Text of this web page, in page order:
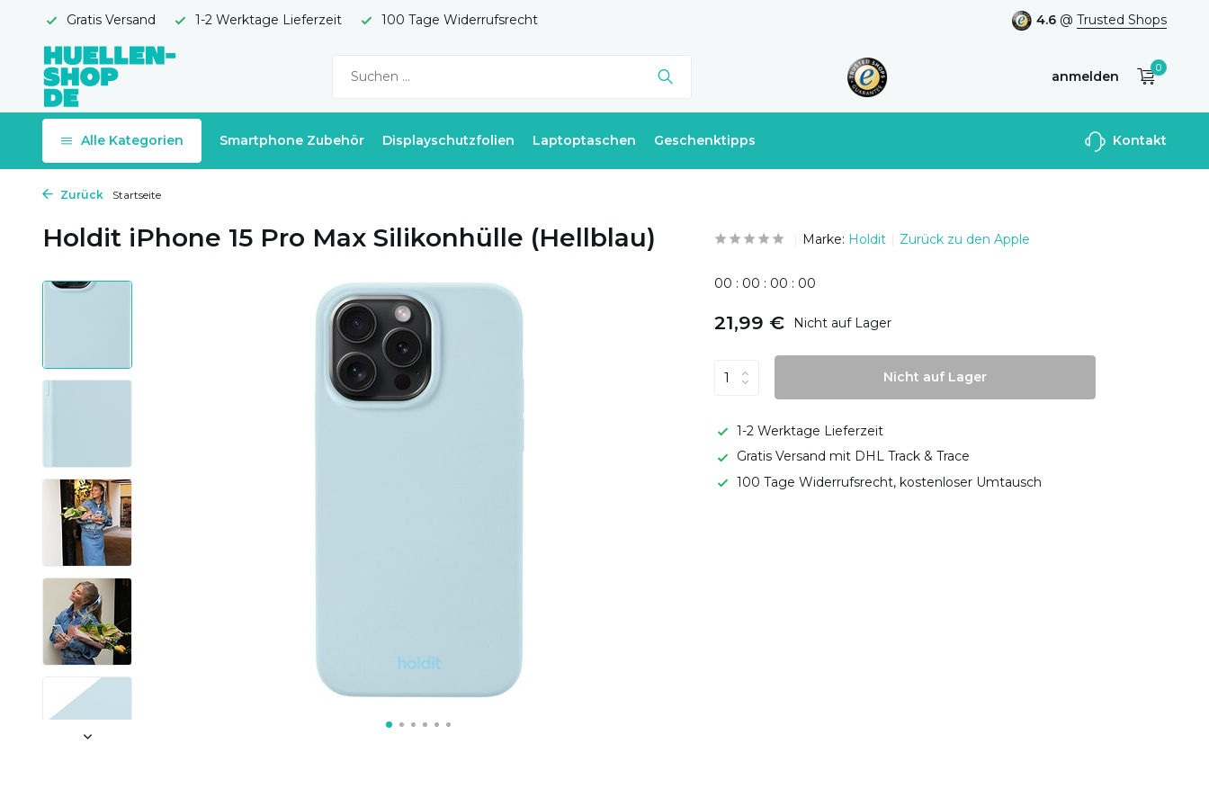
Gratis Versand 1-2 Werktage Lieferzeit 100 Tage Widerrufsrecht 4.6 @ Trusted Shops
anmelden
Benutzerkonto
0
Alle Kategorien Smartphone Zubehör Displayschutzfolien Laptoptaschen Geschenktipps Kontakt
Zurück Startseite
Holdit iPhone 15 Pro Max Silikonhülle (Hellblau) Marke: Holdit Zurück zu den Apple
00 : 00 : 00 : 00
21,99 € Nicht auf Lager
Nicht auf Lager
1-2 Werktage Lieferzeit
Gratis Versand mit DHL Track & Trace
100 Tage Widerrufsrecht, kostenloser Umtausch